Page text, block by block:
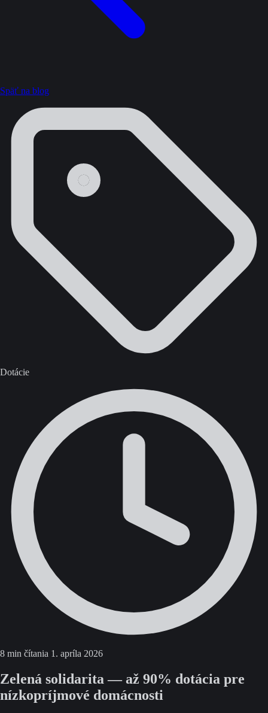
Späť na blog
Dotácie
8 min čítania 1. apríla 2026
Zelená solidarita — až 90% dotácia pre
nízkopríjmové domácnosti